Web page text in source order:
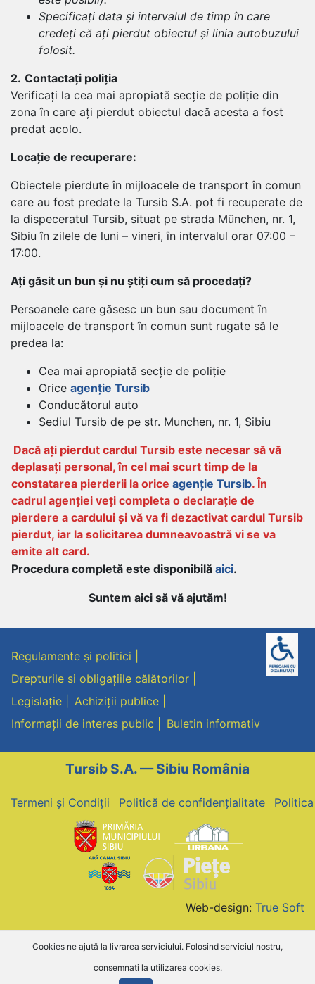
Specificați data și intervalul de timp în care
credeți că ați pierdut obiectul și linia autobuzului
folosit.
2. Contactați poliția
Verificați la cea mai apropiată secție de poliție din
zona în care ați pierdut obiectul dacă acesta a fost
predat acolo.
Locație de recuperare:
Obiectele pierdute în mijloacele de transport în comun
care au fost predate la Tursib S.A. pot fi recuperate de
la dispeceratul Tursib, situat pe strada München, nr. 1,
Sibiu în zilele de luni – vineri, în intervalul orar 07:00 –
17:00.
Ați găsit un bun și nu știți cum să procedați?
Persoanele care găsesc un bun sau document în
mijloacele de transport în comun sunt rugate să le
predea la:
Cea mai apropiată secție de poliție
Orice agenție Tursib
Conducătorul auto
Sediul Tursib de pe str. Munchen, nr. 1, Sibiu
Dacă ați pierdut cardul Tursib este necesar să vă
deplasați personal, în cel mai scurt timp de la
constatarea pierderii la orice agenție Tursib. În
cadrul agenției veți completa o declarație de
pierdere a cardului și vă va fi dezactivat cardul Tursib
pierdut, iar la solicitarea dumneavoastră vi se va
emite alt card.
Procedura completă este disponibilă aici.
Suntem aici să vă ajutăm!
Regulamente și politici
Drepturile si obligațiile călătorilor
Legislație
Achiziții publice
Informații de interes public
Buletin informativ
Tursib S.A. — Sibiu România
Termeni și Condiții Politică de confidențialitate
Web-design: True Soft
Cookies ne ajută la livrarea serviciului. Folosind serviciul nostru,
consemnati la utilizarea cookies.